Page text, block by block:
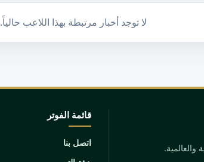
لا توجد أخبار مرتبطة بهذا اللاعب حالياً.
قائمة الفوتر
اتصل بنا